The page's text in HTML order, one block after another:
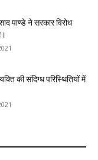
पाण्डे ने सरकार विरोध
की संदिग्ध परिस्थितियों में